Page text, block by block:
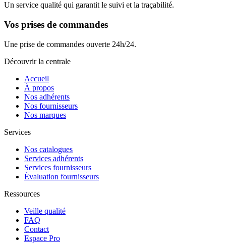
Un service qualité qui garantit le suivi et la traçabilité.
Vos prises de commandes
Une prise de commandes ouverte 24h/24.
Découvrir la centrale
Accueil
À propos
Nos adhérents
Nos fournisseurs
Nos marques
Services
Nos catalogues
Services adhérents
Services fournisseurs
Évaluation fournisseurs
Ressources
Veille qualité
FAQ
Contact
Espace Pro